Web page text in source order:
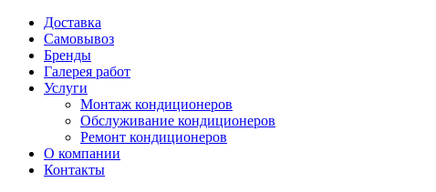
Доставка
Самовывоз
Бренды
Галерея работ
Услуги
Монтаж кондиционеров
Обслуживание кондиционеров
Ремонт кондиционеров
О компании
Контакты